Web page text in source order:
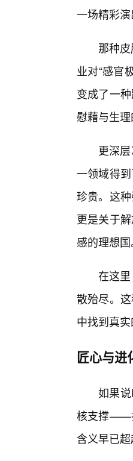
一场精彩
那种
业对“感官
变成了一
慰藉与生理
更深
一领域得
珍贵。这
更是关于
感的理想国
在这
散殆尽。
中找到真实
匠心与进
如果
核支撑——
含义早已